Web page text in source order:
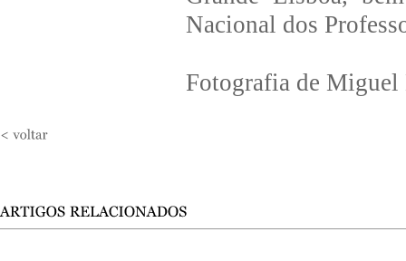
Nacional dos
Fotografia de Miguel